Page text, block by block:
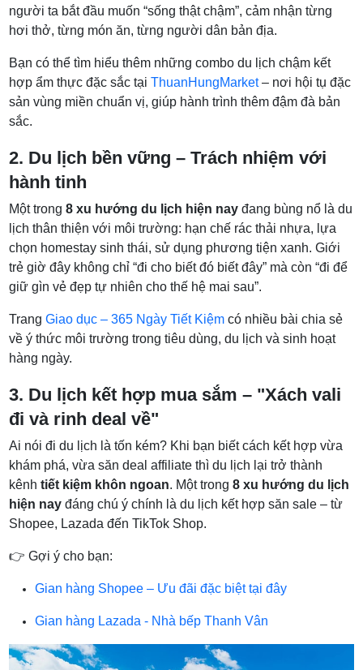
người ta bắt đầu muốn “sống thật chậm”, cảm nhận từng
hơi thở, từng món ăn, từng người dân bản địa.
Bạn có thể tìm hiểu thêm những combo du lịch chậm kết
hợp ẩm thực đặc sắc tạiThuanHungMarket– nơi hội tụ đặc
sản vùng miền chuẩn vị, giúp hành trình thêm đậm đà bản
sắc.
2. Du lịch bền vững – Trách nhiệm với
hành tinh
Một trong8 xu hướng du lịch hiện nay đang bùng nổ là du
lịch thân thiện với môi trường: hạn chế rác thải nhựa, lựa
chọn homestay sinh thái, sử dụng phương tiện xanh. Giới
trẻ giờ đây không chỉ “đi cho biết đó biết đây” mà còn “đi để
giữ gìn vẻ đẹp tự nhiên cho thế hệ mai sau”.
TrangGiao dục – 365 Ngày Tiết Kiệm có nhiều bài chia sẻ
về ý thức môi trường trong tiêu dùng, du lịch và sinh hoạt
hàng ngày.
3. Du lịch kết hợp mua sắm – "Xách vali
đi và rinh deal về"
Ai nói đi du lịch là tốn kém? Khi bạn biết cách kết hợp vừa
khám phá, vừa săn deal affiliate thì du lịch lại trở thành
kênhtiết kiệm khôn ngoan. Một trong8 xu hướng du lịch
hiện nay đáng chú ý chính là du lịch kết hợp săn sale – từ
Shopee, Lazada đến TikTok Shop.
👉 Gợi ý cho bạn:
Gian hàng Shopee – Ưu đãi đặc biệt tại đây
Gian hàng Lazada - Nhà bếp Thanh Vân